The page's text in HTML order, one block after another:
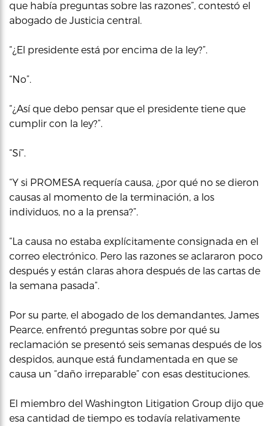
que había preguntas sobre las razones”, contestó el
abogado de Justicia central.
“¿El presidente está por encima de la ley?”.
“No”.
“¿Así que debo pensar que el presidente tiene que
cumplir con la ley?”.
“Sí”.
“Y si PROMESA requería causa, ¿por qué no se dieron
causas al momento de la terminación, a los
individuos, no a la prensa?”.
“La causa no estaba explícitamente consignada en el
correo electrónico. Pero las razones se aclararon poco
después y están claras ahora después de las cartas de
la semana pasada”.
Por su parte, el abogado de los demandantes, James
Pearce, enfrentó preguntas sobre por qué su
reclamación se presentó seis semanas después de los
despidos, aunque está fundamentada en que se
causa un “daño irreparable” con esas destituciones.
El miembro del Washington Litigation Group dijo que
esa cantidad de tiempo es todavía relativamente